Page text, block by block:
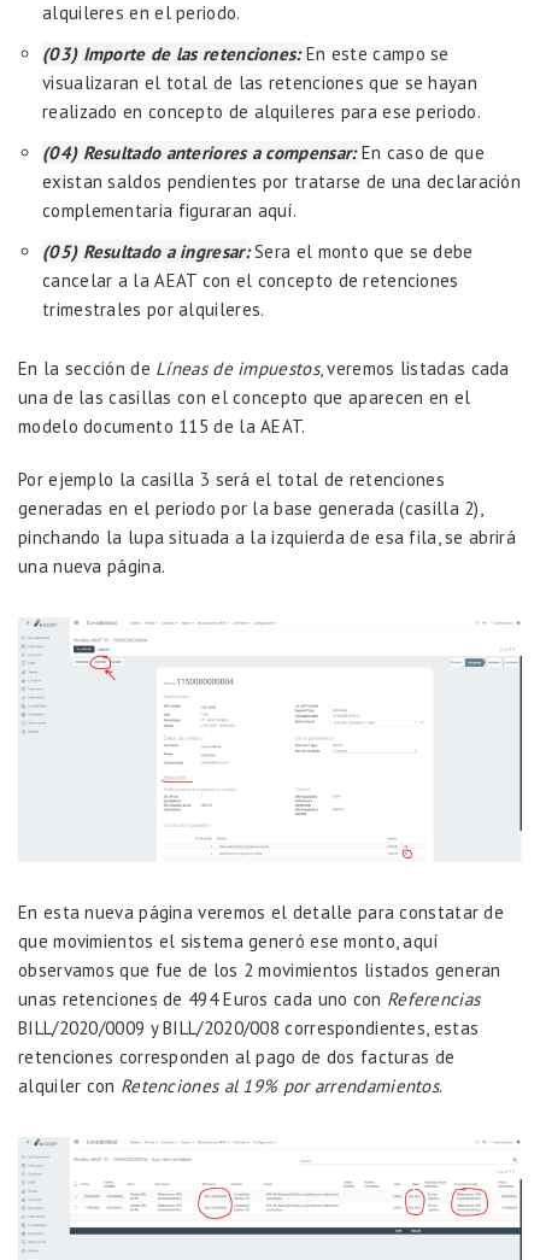
alquileres en el periodo.
(03) Importe de las retenciones:En este campo se
visualizaran el total de las retenciones que se hayan
realizado en concepto de alquileres para ese periodo.
(04) Resultado anteriores a compensar:En caso de que
existan saldos pendientes por tratarse de una declaración
complementaria figuraran aquí.
(05) Resultado a ingresar:Sera el monto que se debe
cancelar a la AEAT con el concepto de retenciones
trimestrales por alquileres.
En la sección de Líneas de impuestos, veremos listadas cada
una de las casillas con el concepto que aparecen en el
modelo documento 115 de la AEAT.
Por ejemplo la casilla 3 será el total de retenciones
generadas en el periodo por la base generada (casilla 2),
pinchando la lupa situada a la izquierda de esa fila, se abrirá
una nueva página.
En esta nueva página veremos el detalle para constatar de
que movimientos el sistema generó ese monto, aquí
observamos que fue de los 2 movimientos listados generan
unas retenciones de 494 Euros cada uno con Referencias
BILL/2020/0009 y BILL/2020/008 correspondientes, estas
retenciones corresponden al pago de dos facturas de
alquiler con Retenciones al 19% por arrendamientos.